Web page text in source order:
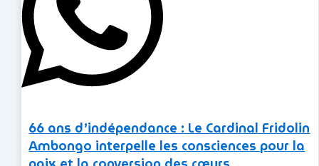
66 ans d’indépendance : Le Cardinal Fridolin
Ambongo interpelle les consciences pour la